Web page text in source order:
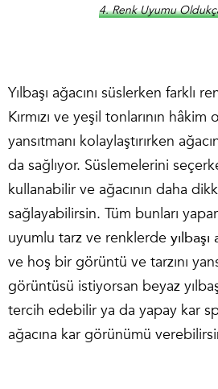
4. Renk Uyumu
Yılbaşı ağacını süslerken farklı
Kırmızı ve yeşil tonlarının hâkim
yansıtmanı kolaylaştırırken
da sağlıyor. Süslemelerini
kullanabilir ve ağacının daha
sağlayabilirsin. Tüm bunları
uyumlu tarz ve renklerde
ve hoş bir görüntü ve tarzını
görüntüsü istiyorsan beyaz
tercih edebilir ya da yapay kar
ağacına kar görünümü